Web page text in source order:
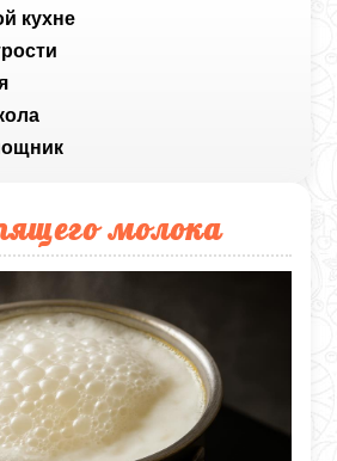
кухне
молока